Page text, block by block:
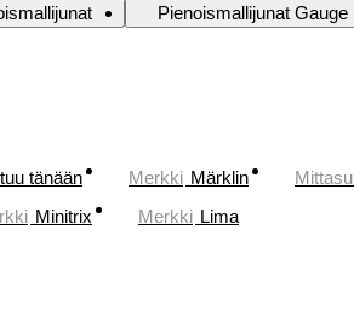
Pienoismallijunat Gauge
tänään Merkki Märklin
Minitrix Merkki Lima